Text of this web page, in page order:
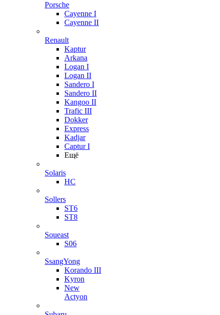
Porsche
Cayenne I
Cayenne II
Renault
Kaptur
Arkana
Logan I
Logan II
Sandero I
Sandero II
Kangoo II
Trafic III
Dokker
Express
Kadjar
Captur I
Ещё
Solaris
HC
Sollers
ST6
ST8
Soueast
S06
SsangYong
Korando III
Kyron
New
Actyon